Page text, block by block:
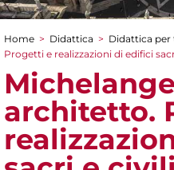
Tu sei qui
Home > Didattica > Didattica
Progetti e realizzazioni di edifici
architetto.